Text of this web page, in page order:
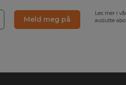
Meld meg på
Les mer i
avslutte